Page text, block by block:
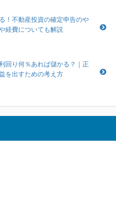
！不動産投資の確定申告のや
経費についても解説
回り何％あれば儲かる？｜正
を出すための考え方